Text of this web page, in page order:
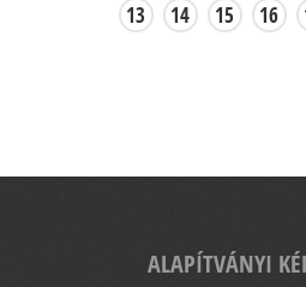
13
14 15 16
ALAPÍTVÁNYI